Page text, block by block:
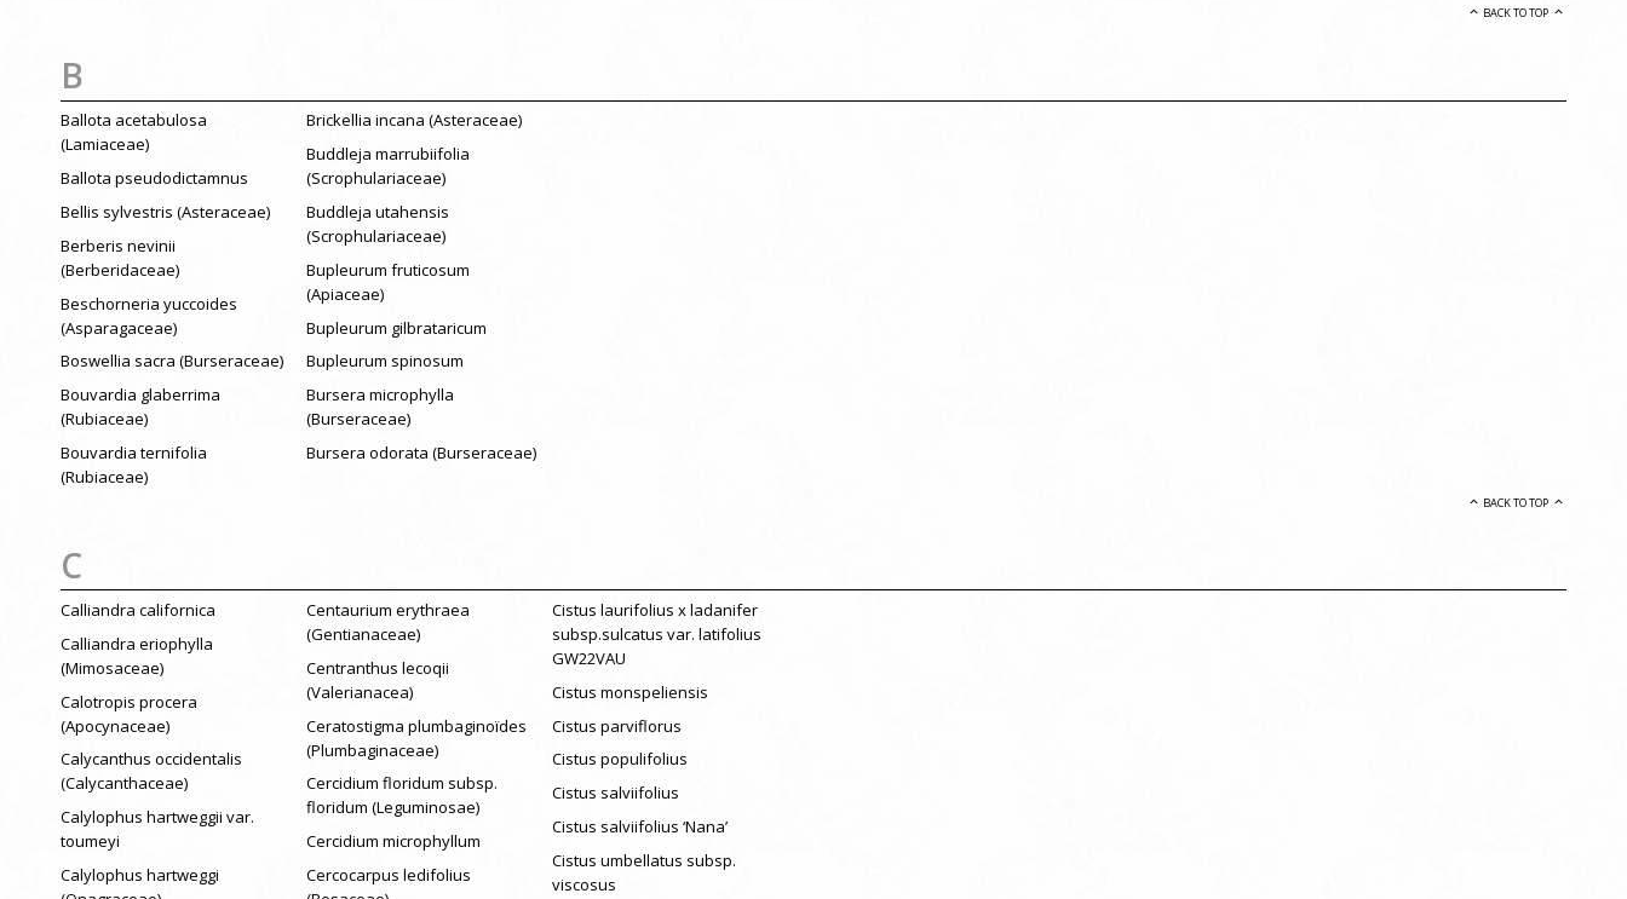
BACK TO TOP
B
Ballota acetabulosa
(Lamiaceae)
Ballota pseudodictamnus
Bellis sylvestris (Asteraceae)
Berberis nevinii
(Berberidaceae)
Beschorneria yuccoides
(Asparagaceae)
Boswellia sacra (Burseraceae)
Bouvardia glaberrima
(Rubiaceae)
Bouvardia ternifolia
(Rubiaceae)
Brickellia incana (Asteraceae)
Buddleja marrubiifolia
(Scrophulariaceae)
Buddleja utahensis
(Scrophulariaceae)
Bupleurum fruticosum
(Apiaceae)
Bupleurum gilbrataricum
Bupleurum spinosum
Bursera microphylla
(Burseraceae)
Bursera odorata (Burseraceae)
BACK TO TOP
C
Calliandra californica
Calliandra eriophylla
(Mimosaceae)
Calotropis procera
(Apocynaceae)
Calycanthus occidentalis
(Calycanthaceae)
Calylophus hartweggii var.
toumeyi
Calylophus hartweggi
Centaurium erythraea
(Gentianaceae)
Centranthus lecoqii
(Valerianacea)
Ceratostigma plumbaginoïdes
(Plumbaginaceae)
Cercidium floridum subsp.
floridum (Leguminosae)
Cercidium microphyllum
Cercocarpus ledifolius
Cistus laurifolius x ladanifer
subsp.sulcatus var. latifolius
GW22VAU
Cistus monspeliensis
Cistus parviflorus
Cistus populifolius
Cistus salviifolius
Cistus salviifolius ‘Nana’
Cistus umbellatus subsp.
viscosus